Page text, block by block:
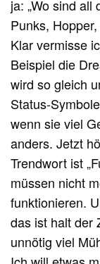
ja: „Wo sind all
Punks,
Klar vermisse
Beispiel die
wird so gleich
Status-
wenn sie viel
anders. Jetzt
Trendwort ist
müssen nicht
funktionieren.
das ist halt der
unnötig viel